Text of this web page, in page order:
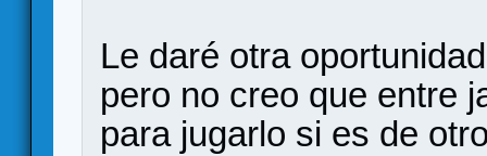
Le daré otra
pero no creo que entre
para jugarlo si es de